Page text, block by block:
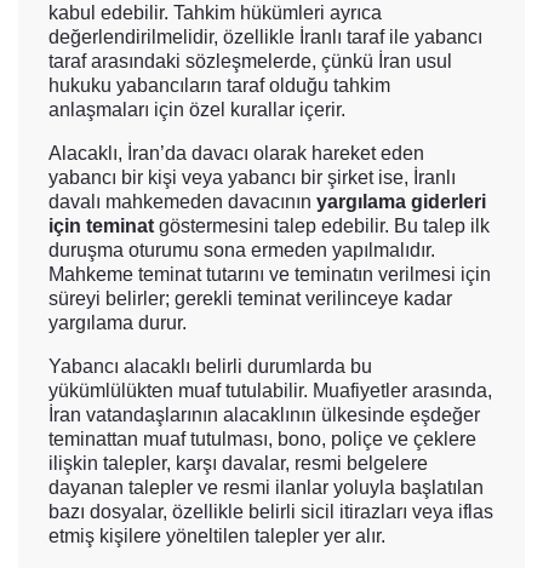
kabul edebilir. Tahkim hükümleri ayrıca
değerlendirilmelidir, özellikle İranlı taraf ile yabancı
taraf arasındaki sözleşmelerde, çünkü İran usul
hukuku yabancıların taraf olduğu tahkim
anlaşmaları için özel kurallar içerir.
Alacaklı, İran’da davacı olarak hareket eden
yabancı bir kişi veya yabancı bir şirket ise, İranlı
davalı mahkemeden davacının yargılama giderleri
için teminat göstermesini talep edebilir. Bu talep ilk
duruşma oturumu sona ermeden yapılmalıdır.
Mahkeme teminat tutarını ve teminatın verilmesi için
süreyi belirler; gerekli teminat verilinceye kadar
yargılama durur.
Yabancı alacaklı belirli durumlarda bu
yükümlülükten muaf tutulabilir. Muafiyetler arasında,
İran vatandaşlarının alacaklının ülkesinde eşdeğer
teminattan muaf tutulması, bono, poliçe ve çeklere
ilişkin talepler, karşı davalar, resmi belgelere
dayanan talepler ve resmi ilanlar yoluyla başlatılan
bazı dosyalar, özellikle belirli sicil itirazları veya iflas
etmiş kişilere yöneltilen talepler yer alır.